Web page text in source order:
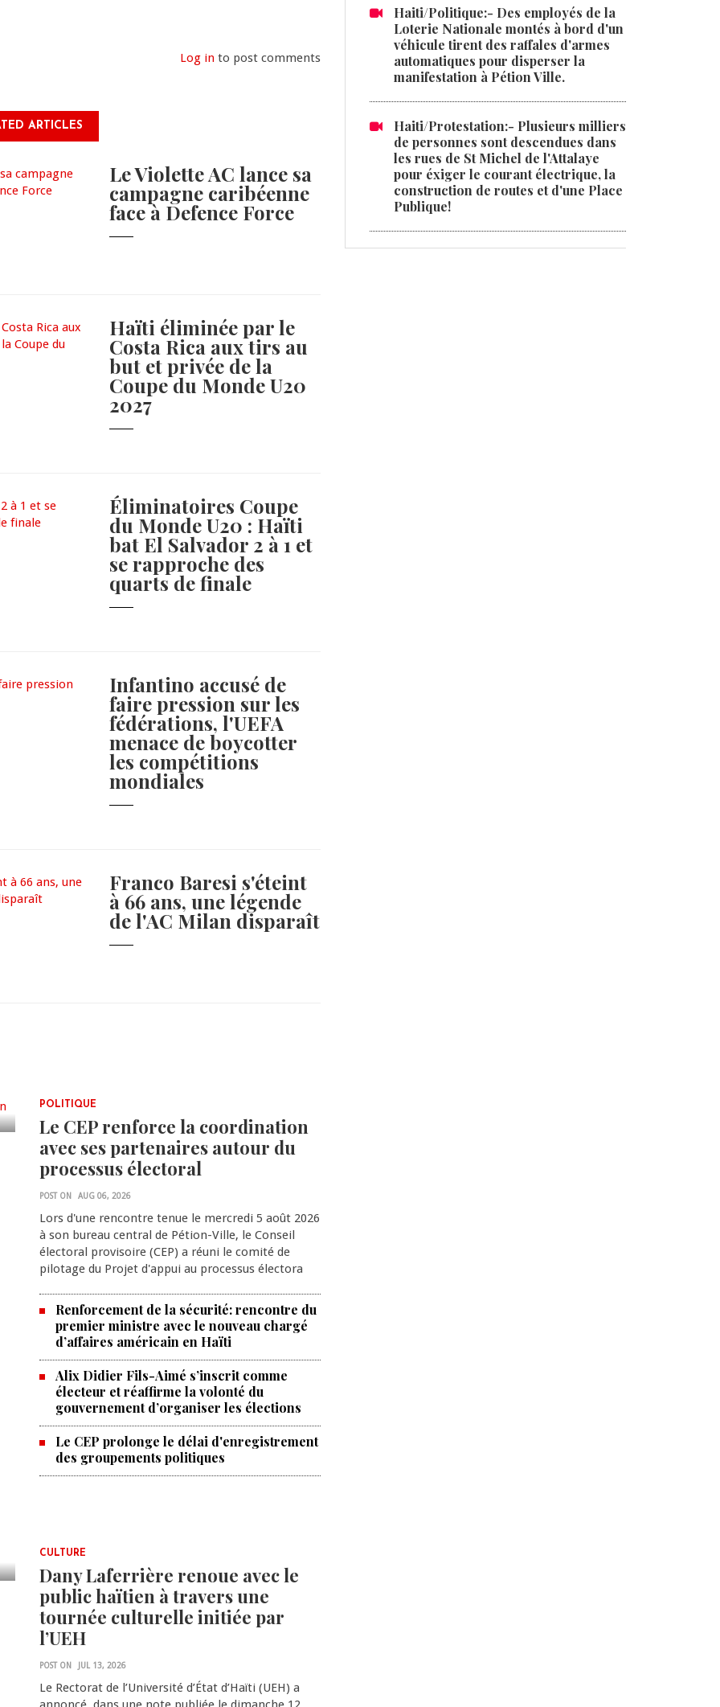
Log in to post comments
ARTICLES
Le Violette AC lance sa
campagne caribéenne
face à Defence Force
Haïti éliminée par le
Costa Rica aux tirs au
but et privée de la
Coupe du Monde U20
2027
Éliminatoires Coupe
du Monde U20 : Haïti
bat El Salvador 2 à 1 et
se rapproche des
quarts de finale
Infantino accusé de
faire pression sur les
fédérations, l'UEFA
menace de boycotter
les compétitions
mondiales
Franco Baresi s'éteint
à 66 ans, une légende
de l'AC Milan disparaît
POLITIQUE
Le CEP renforce la coordination
avec ses partenaires autour du
processus électoral
POST ON AUG 06, 2026
Lors d'une rencontre tenue le mercredi 5 août 2026
à son bureau central de Pétion-Ville, le Conseil
électoral provisoire (CEP) a réuni le comité de
pilotage du Projet d'appui au processus électora
Renforcement de la sécurité: rencontre du
premier ministre avec le nouveau chargé
d’affaires américain en Haïti
Alix Didier Fils-Aimé s’inscrit comme
électeur et réaffirme la volonté du
gouvernement d’organiser les élections
Le CEP prolonge le délai d'enregistrement
des groupements politiques
CULTURE
Dany Laferrière renoue avec le
public haïtien à travers une
tournée culturelle initiée par
l’UEH
POST ON JUL 13, 2026
Le Rectorat de l’Université d’État d’Haïti (UEH) a
Haiti/Politique:- Des employés de la
Loterie Nationale montés à bord d'un
véhicule tirent des raffales d'armes
automatiques pour disperser la
manifestation à Pétion Ville.
Haiti/Protestation:- Plusieurs milliers
de personnes sont descendues dans
les rues de St Michel de l'Attalaye
pour éxiger le courant électrique, la
construction de routes et d'une Place
Publique!